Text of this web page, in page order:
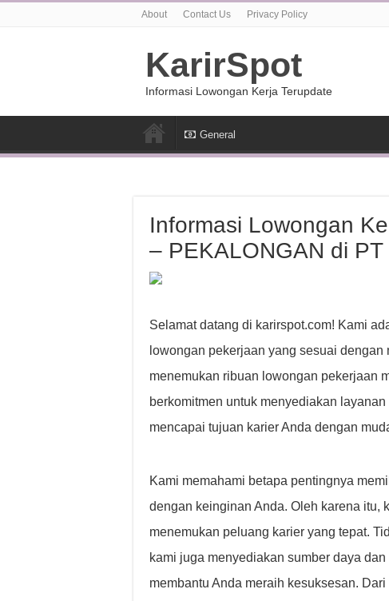
About Contact Us Privacy Policy
KarirSpot
Informasi Lowongan Kerja Terupdate
General
Informasi Lowongan
– PEKALONGAN di
Selamat datang di karirspot.com! Kami
lowongan pekerjaan yang sesuai
menemukan ribuan lowongan pekerjaan
berkomitmen untuk menyediakan
mencapai tujuan karier Anda dengan
Kami memahami betapa pentingnya
dengan keinginan Anda. Oleh karena itu,
menemukan peluang karier yang tepat.
kami juga menyediakan sumber daya
membantu Anda meraih kesuksesan.